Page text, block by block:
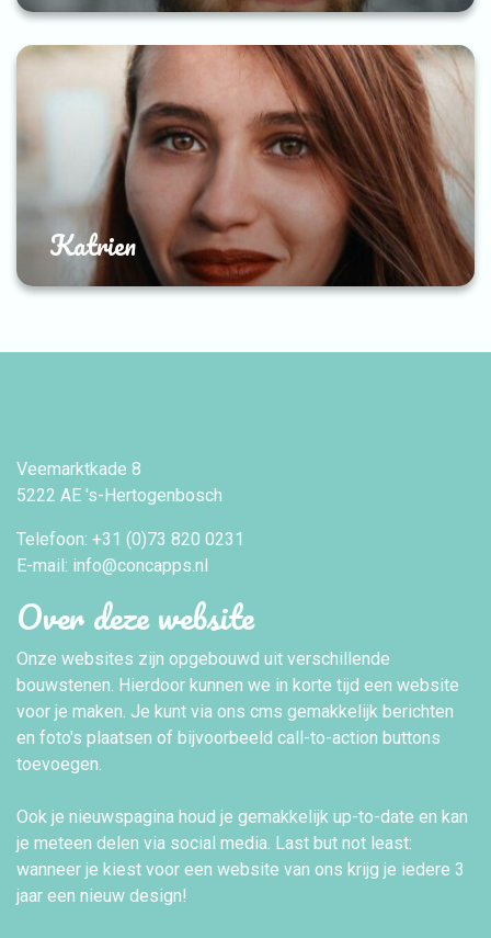
Katrien
Veemarktkade 8
5222 AE 's-Hertogenbosch
Telefoon: +31 (0)73 820 0231
E-mail: info@concapps.nl
Over deze website
Onze websites zijn opgebouwd uit verschillende
bouwstenen. Hierdoor kunnen we in korte tijd een website
voor je maken. Je kunt via ons cms gemakkelijk berichten
en foto's plaatsen of bijvoorbeeld call-to-action buttons
toevoegen.
Ook je nieuwspagina houd je gemakkelijk up-to-date en kan
je meteen delen via social media. Last but not least:
wanneer je kiest voor een website van ons krijg je iedere 3
jaar een nieuw design!